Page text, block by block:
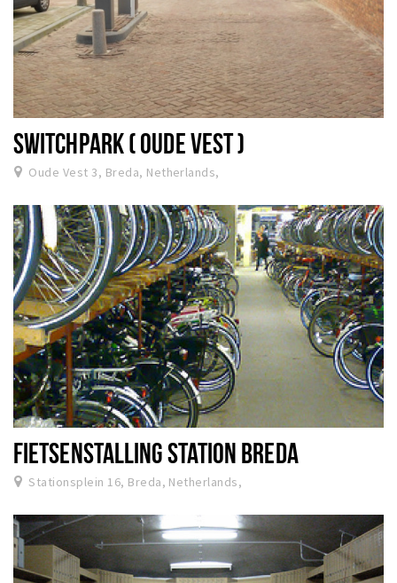
SWITCHPARK ( OUDE VEST )
Oude Vest 3, Breda, Netherlands,
FIETSENSTALLING STATION BREDA
Stationsplein 16, Breda, Netherlands,